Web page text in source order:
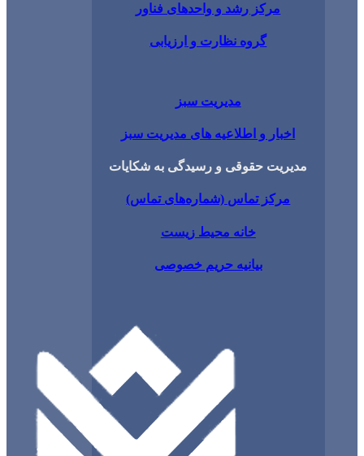
مرکز رشد و واحدهای فناور
گروه نظارت و ارزیابی
و اطلاعیه های مدیریت سبز
حقوقی و رسیدگی به شکایات
تماس (شماره‌های تماس)
خانه محیط زیست
بیانیه حریم خصوصی